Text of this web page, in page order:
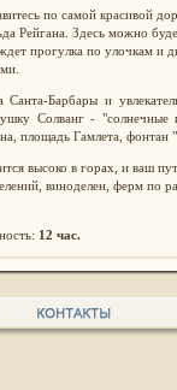
по самой красивой
Рейгана. Здесь можно
прогулка по улочкам и
Санта-Барбары и
Солванг -
площадь Гамлета, фонтан
высоко в горах, и ваш
виноделен, ферм по
12 час.